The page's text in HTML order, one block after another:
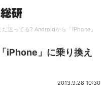
だ迷ってる? Androidから「iPhone」
iPhone」に乗り換え
2013.9.28 10:30